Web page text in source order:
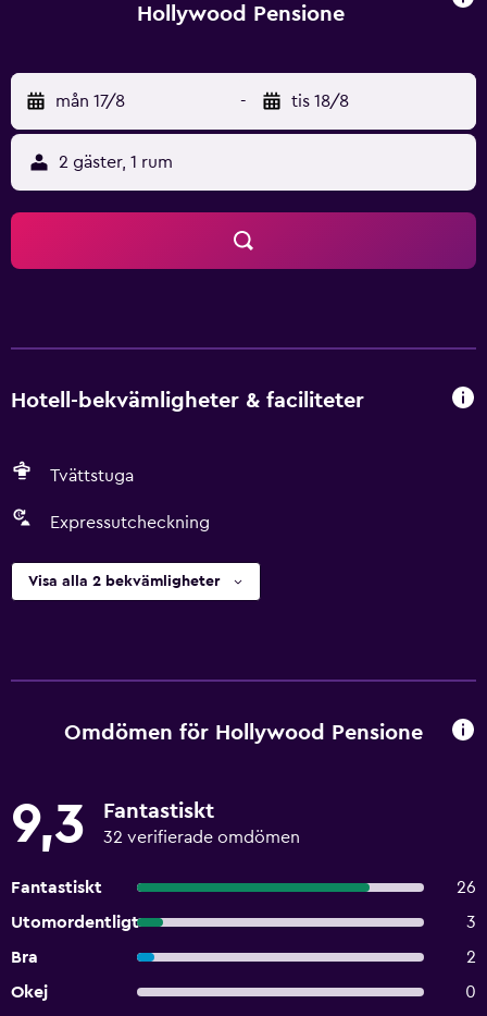
Hollywood Pensione
mån 17/8 - tis 18/8
2 gäster, 1 rum
Hotell-bekvämligheter & faciliteter
Tvättstuga
Expressutcheckning
Visa alla 2 bekvämligheter
Omdömen för Hollywood Pensione
9,3 Fantastiskt
32 verifierade omdömen
Fantastiskt
26
Utomordentligt
3
Bra
2
Okej
0